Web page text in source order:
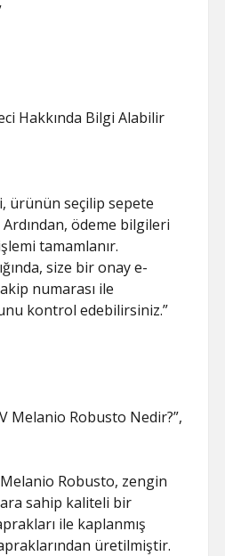
Hakkında Bilgi Alabilir
ürünün seçilip sepete
ödeme bilgileri
tamamlanır.
size bir onay e-
numarası ile
kontrol edebilirsiniz.”
Melanio Robusto Nedir?”,
Melanio Robusto, zengin
sahip kaliteli bir
ile kaplanmış
üretilmiştir.